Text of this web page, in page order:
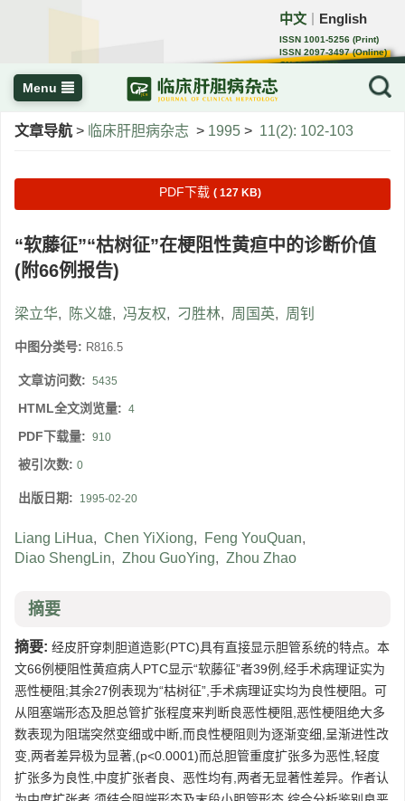
中文 English
ISSN 1001-5256 (Print)
ISSN 2097-3497 (Online)
CN 22-1108/R
Menu
文章导航 > 临床肝胆病杂志 > 1995 > 11(2): 102-103
PDF下载 ( 127 KB)
“软藤征”“枯树征”在梗阻性黄疸中的诊断价值
(附66例报告)
梁立华, 陈义雄, 冯友权, 刁胜林, 周国英, 周钊
中图分类号: R816.5
文章访问数: 5435
HTML全文浏览量: 4
PDF下载量: 910
被引次数: 0
出版日期: 1995-02-20
Liang LiHua, Chen YiXiong, Feng YouQuan,
Diao ShengLin, Zhou GuoYing, Zhou Zhao
摘要
摘要: 经皮肝穿刺胆道造影(PTC)具有直接显示胆管系统的特点。本
文66例梗阻性黄疸病人PTC显示“软藤征”者39例,经手术病理证实为
恶性梗阻;其余27例表现为“枯树征”,手术病理证实均为良性梗阻。可
从阻塞端形态及胆总管扩张程度来判断良恶性梗阻,恶性梗阻绝大多
数表现为阻瑞突然变细或中断,而良性梗阻则为逐渐变细,呈渐进性改
变,两者差异极为显著,(p<0.0001)而总胆管重度扩张多为恶性,轻度
扩张多为良性,中度扩张者良、恶性均有,两者无显著性差异。作者认